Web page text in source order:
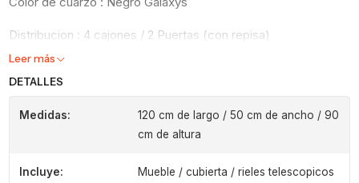
Distribucion : 4 cajones / 2 Puertas (con repisa)
Leer más
DETALLES
Medidas:
120 cm de largo / 50 cm de ancho / 90
cm de altura
Incluye:
Mueble / cubierta / rieles telescopicos